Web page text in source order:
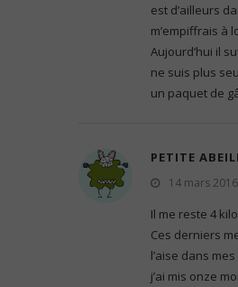
est d’ailleurs
m’empiffrais à
Aujourd’hui il
ne suis plus
un paquet de
PETITE
14 mars
Il me reste 4
Ces derniers
l’aise dans
j’ai mis onze